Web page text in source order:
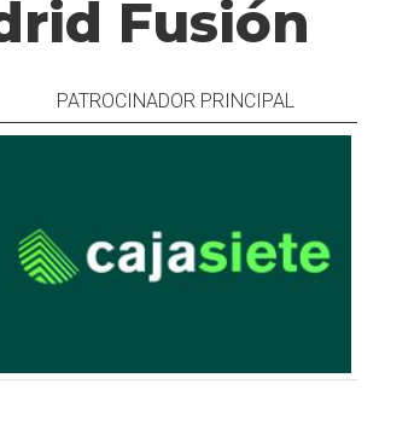
Fusión
PATROCINADOR PRINCIPAL